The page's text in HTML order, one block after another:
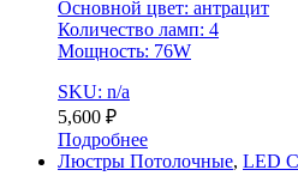
Основной цвет: антрацит
Количество ламп: 4
Мощность: 76W
SKU: n/a
5,600 ₽
Подробнее
Люстры Потолочные, LED